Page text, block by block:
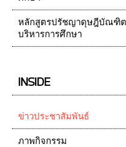
หลักสูตรปรัชญาดุษฎีบัณฑิต
บริหารการศึกษา
INSIDE
ข่าวประชาสัมพันธ์
ภาพกิจกรรม